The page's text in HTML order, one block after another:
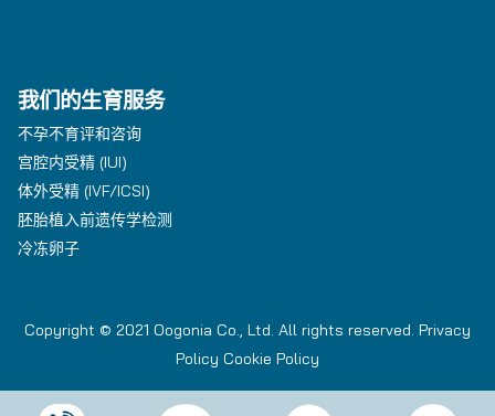
我们的生育服务
不孕不育评和咨询
宫腔内受精 (IUI)
体外受精 (IVF/ICSI)
胚胎植入前遗传学检测
冷冻卵子
Copyright © 2021 Oogonia Co., Ltd. All rights reserved. Privacy
Policy Cookie Policy